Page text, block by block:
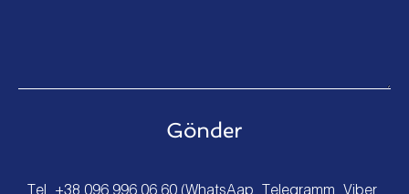
Tel. +38 096 996 06 60 (WhatsAap, Telegramm, Viber,